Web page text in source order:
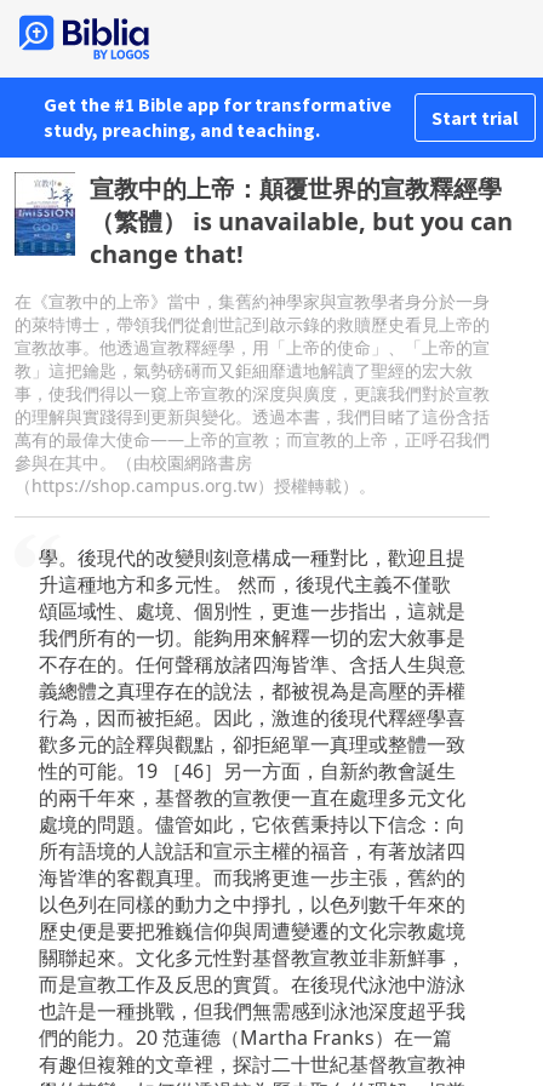
Get the #1 Bible app for transformative
study, preaching, and teaching.
Start trial
宣教中的上帝：顛覆世界的宣教釋經學
（繁體） is unavailable, but you can
change that!
在《宣教中的上帝》當中，集舊約神學家與宣教學者身分於一身
的萊特博士，帶領我們從創世記到啟示錄的救贖歷史看見上帝的
宣教故事。他透過宣教釋經學，用「上帝的使命」、「上帝的宣
教」這把鑰匙，氣勢磅礡而又鉅細靡遺地解讀了聖經的宏大敘
事，使我們得以一窺上帝宣教的深度與廣度，更讓我們對於宣教
的理解與實踐得到更新與變化。透過本書，我們目睹了這份含括
萬有的最偉大使命——上帝的宣教；而宣教的上帝，正呼召我們
參與在其中。（由校園網路書房
（https://shop.campus.org.tw）授權轉載）。
學。後現代的改變則刻意構成一種對比，歡迎且提
升這種地方和多元性。 然而，後現代主義不僅歌
頌區域性、處境、個別性，更進一步指出，這就是
我們所有的一切。能夠用來解釋一切的宏大敘事是
不存在的。任何聲稱放諸四海皆準、含括人生與意
義總體之真理存在的說法，都被視為是高壓的弄權
行為，因而被拒絕。因此，激進的後現代釋經學喜
歡多元的詮釋與觀點，卻拒絕單一真理或整體一致
性的可能。19 ［46］另一方面，自新約教會誕生
的兩千年來，基督教的宣教便一直在處理多元文化
處境的問題。儘管如此，它依舊秉持以下信念：向
所有語境的人說話和宣示主權的福音，有著放諸四
海皆準的客觀真理。而我將更進一步主張，舊約的
以色列在同樣的動力之中掙扎，以色列數千年來的
歷史便是要把雅巍信仰與周遭變遷的文化宗教處境
關聯起來。文化多元性對基督教宣教並非新鮮事，
而是宣教工作及反思的實質。在後現代泳池中游泳
也許是一種挑戰，但我們無需感到泳池深度超乎我
們的能力。20 范蓮德（Martha Franks）在一篇
有趣但複雜的文章裡，探討二十世紀基督教宣教神